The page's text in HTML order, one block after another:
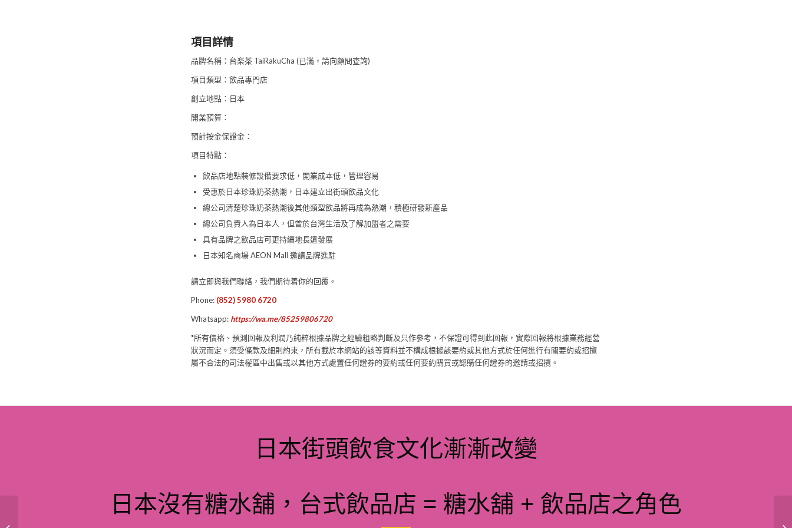
項目詳情
品牌名稱：台楽茶 TaiRakuCha (已滿，請向顧問查詢)
項目類型：飲品專門店
創立地點：日本
開業預算：
預計按金保證金：
項目特點：
飲品店地點裝修設備要求低，開業成本低，管理容易
受惠於日本珍珠奶茶熱潮，日本建立出街頭飲品文化
總公司清楚珍珠奶茶熱潮後其他類型飲品將再成為熱潮，積極研發新產品
總公司負責人為日本人，但曾於台灣生活及了解加盟者之需要
具有品牌之飲品店可更持續地長遠發展
日本知名商場 AEON Mall 邀請品牌進駐
請立即與我們聯絡，我們期待着你的回覆。
Phone: (852) 5980 6720
Whatsapp: https://wa.me/85259806720
*所有價格、預測回報及利潤乃純粹根據品牌之經驗粗略判斷及只作參考，不保證可得到此回報，實際回報將根據業務經營
狀況而定。須受條款及細則約束，所有載於本網站的該等資料並不構成根據該要約或其他方式於任何進行有關要約或招攬
屬不合法的司法權區中出售或以其他方式處置任何證券的要約或任何要約購買或認購任何證券的邀請或招攬。
日本街頭飲食文化漸漸改變
日本沒有糖水舖，台式飲品店 = 糖水舖 + 飲品店之角色